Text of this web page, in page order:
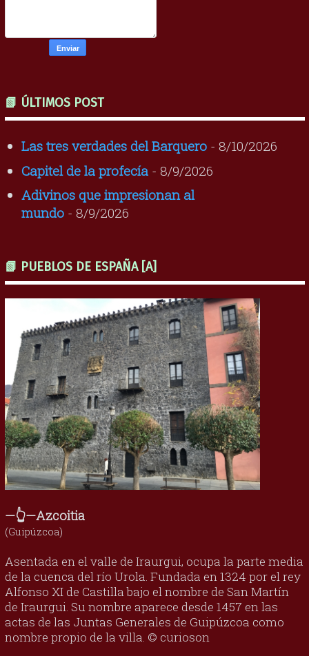
📗 ÚLTIMOS POST
Las tres verdades del Barquero- 8/10/2026
Capitel de la profecía- 8/9/2026
Adivinos que impresionan al
mundo- 8/9/2026
📗 PUEBLOS DE ESPAÑA [A]
—👆—Azcoitia
(Guipúzcoa)
Asentada en el valle de Iraurgui, ocupa la parte media
de la cuenca del río Urola. Fundada en 1324 por el rey
Alfonso XI de Castilla bajo el nombre de San Martín
de Iraurgui. Su nombre aparece desde 1457 en las
actas de las Juntas Generales de Guipúzcoa como
nombre propio de la villa. © curioson